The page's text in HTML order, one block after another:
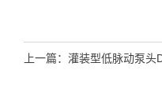
上一篇： 灌装型低脉动泵头